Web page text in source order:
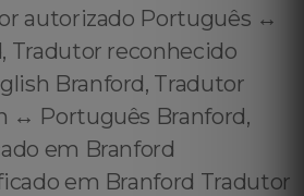
autorizado Português ↔️
Tradutor reconhecido
Branford, Tradutor
↔️ Português Branford,
em Branford
em Branford Tradutor